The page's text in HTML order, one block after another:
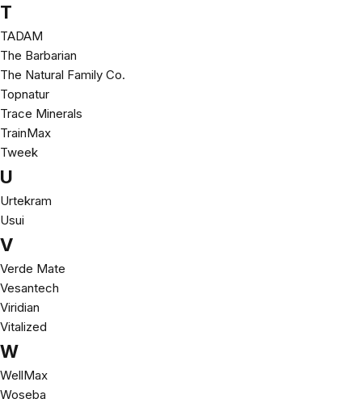
T
TADAM
The Barbarian
The Natural Family Co.
Topnatur
Trace Minerals
TrainMax
Tweek
U
Urtekram
Usui
V
Verde Mate
Vesantech
Viridian
Vitalized
W
WellMax
Woseba